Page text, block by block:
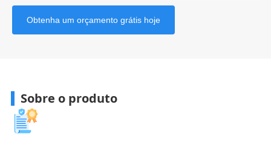
Obtenha um orçamento grátis hoje
Sobre o produto